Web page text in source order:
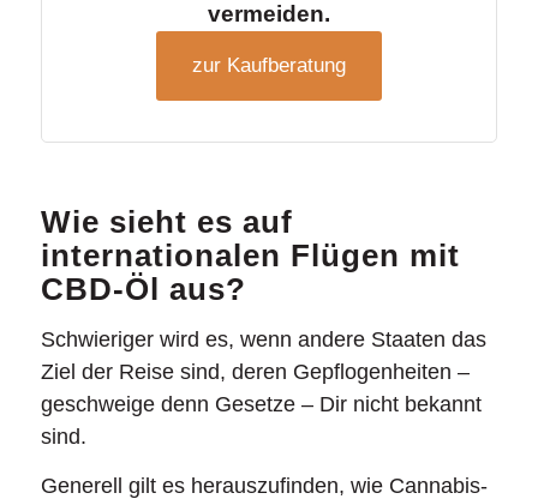
vermeiden.
zur Kaufberatung
Wie sieht es auf
internationalen Flügen mit
CBD-Öl aus?
Schwieriger wird es, wenn andere Staaten das
Ziel der Reise sind, deren Gepflogenheiten –
geschweige denn Gesetze – Dir nicht bekannt
sind.
Generell gilt es herauszufinden, wie Cannabis-